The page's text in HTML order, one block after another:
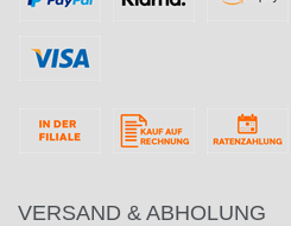
VERSAND & ABHOLUNG